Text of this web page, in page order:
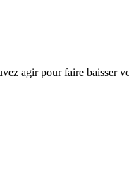
agir pour faire baisser